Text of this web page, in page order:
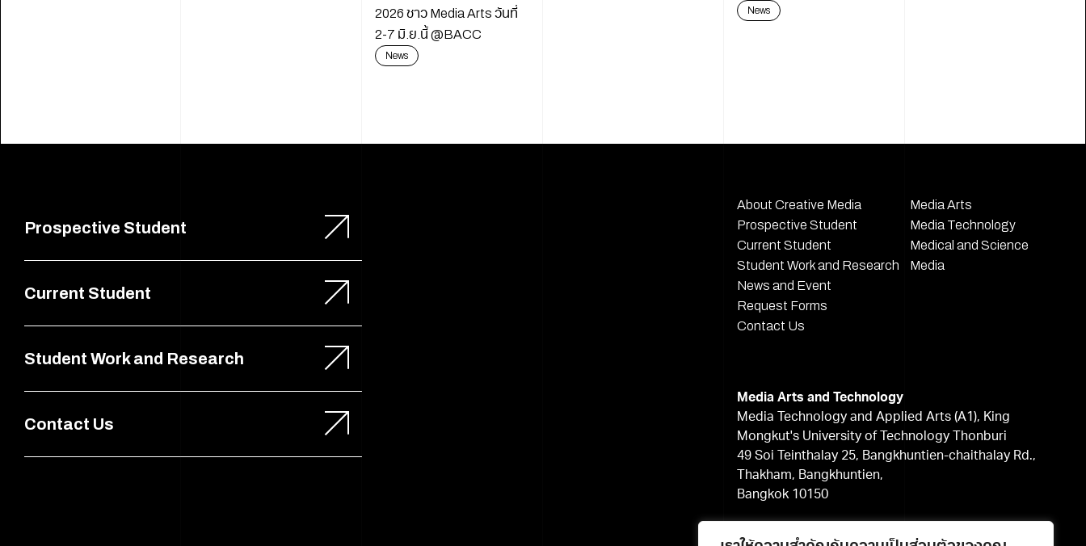
2026 ชาว Media Arts วันที่
2-7 มิ.ย.นี้ @BACC
News
นักสืบ”
News
Prospective Student
Current Student
Student Work and Research
Contact Us
About Creative Media
Prospective Student
Current Student
Student Work and Research
News and Event
Request Forms
Contact Us
Media Arts
Media Technology
Medical and Science
Media
Media Arts and Technology
Media Technology and Applied Arts (A1), King
Mongkut's University of Technology Thonburi
49 Soi Teinthalay 25, Bangkhuntien-chaithalay Rd.,
Thakham, Bangkhuntien,
Bangkok 10150
+66 (0) 2 470 - 7600 - 7612 Facebook